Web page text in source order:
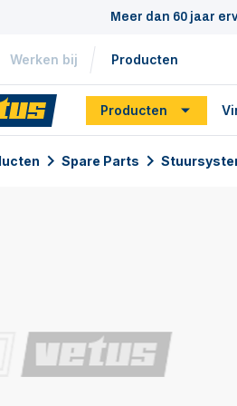
Meer dan 60 jaar
Werken bij Producten
Producten
Spare Parts